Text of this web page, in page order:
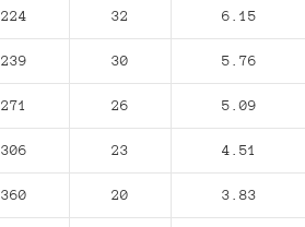
224 32 6.15
239 30 5.76
271 26 5.09
306 23 4.51
360 20 3.83